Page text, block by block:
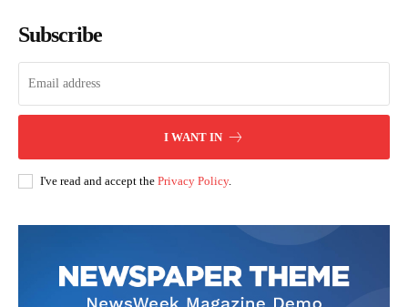
Subscribe
I WANT IN
I've read and accept the Privacy Policy.